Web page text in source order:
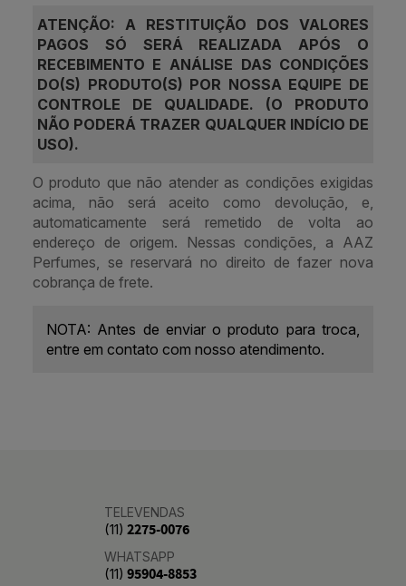
ATENÇÃO: A RESTITUIÇÃO DOS VALORES
PAGOS SÓ SERÁ REALIZADA APÓS O
RECEBIMENTO E ANÁLISE DAS CONDIÇÕES
DO(S) PRODUTO(S) POR NOSSA EQUIPE DE
CONTROLE DE QUALIDADE. (O PRODUTO
NÃO PODERÁ TRAZER QUALQUER INDÍCIO DE
USO).
O produto que não atender as condições exigidas
acima, não será aceito como devolução, e,
automaticamente será remetido de volta ao
endereço de origem. Nessas condições, a AAZ
Perfumes, se reservará no direito de fazer nova
cobrança de frete.
NOTA: Antes de enviar o produto para troca,
entre em contato com nosso atendimento.
TELEVENDAS
(11) 2275-0076
WHATSAPP
(11) 95904-8853